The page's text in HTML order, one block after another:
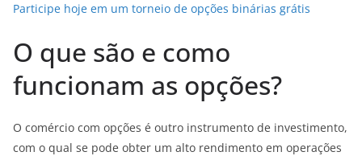
Participe hoje em um torneio de opções binárias grátis
O que são e como
funcionam as opções?
O comércio com opções é outro instrumento de investimento,
com o qual se pode obter um alto rendimento em operações